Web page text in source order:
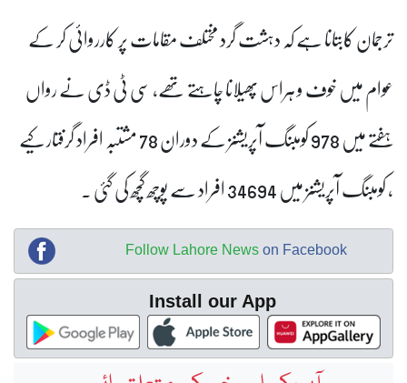
ترجمان کابتانا ہے کہ دہشت گرد مختلف مقامات پر کارروائی کر کے
عوام میں خوف و ہراس پھیلانا چاہتے تھے، سی ٹی ڈی نے رواں
ہفتے میں 978 کومبنگ آپریشنز کے دوران 78 مشتبہ افراد گرفتار کیے
، کومبنگ آپریشنز میں 34694 افراد سے پوچھ گچھ کی گئی ۔
Follow Lahore News on Facebook
Install our App